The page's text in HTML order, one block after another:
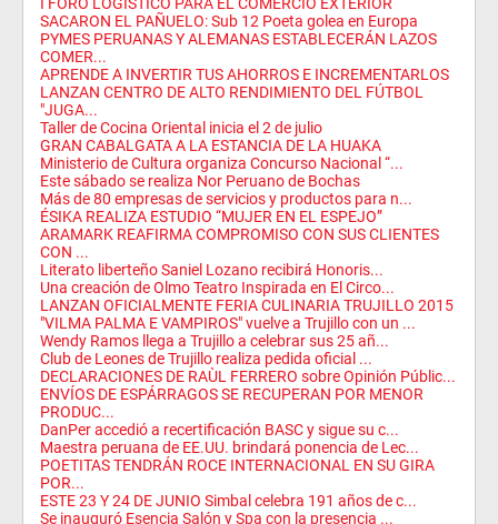
SACARON EL PAÑUELO: Sub 12 Poeta golea en Europa
PYMES PERUANAS Y ALEMANAS ESTABLECERÁN LAZOS
COMER...
APRENDE A INVERTIR TUS AHORROS E INCREMENTARLOS
LANZAN CENTRO DE ALTO RENDIMIENTO DEL FÚTBOL
"JUGA...
Taller de Cocina Oriental inicia el 2 de julio
GRAN CABALGATA A LA ESTANCIA DE LA HUAKA
Ministerio de Cultura organiza Concurso Nacional “...
Este sábado se realiza Nor Peruano de Bochas
Más de 80 empresas de servicios y productos para n...
ÉSIKA REALIZA ESTUDIO “MUJER EN EL ESPEJO”
ARAMARK REAFIRMA COMPROMISO CON SUS CLIENTES
CON ...
Literato liberteño Saniel Lozano recibirá Honoris...
Una creación de Olmo Teatro Inspirada en El Circo...
LANZAN OFICIALMENTE FERIA CULINARIA TRUJILLO 2015
"VILMA PALMA E VAMPIROS" vuelve a Trujillo con un ...
Wendy Ramos llega a Trujillo a celebrar sus 25 añ...
Club de Leones de Trujillo realiza pedida oficial ...
DECLARACIONES DE RAÙL FERRERO sobre Opinión Públic...
ENVÍOS DE ESPÁRRAGOS SE RECUPERAN POR MENOR
PRODUC...
DanPer accedió a recertificación BASC y sigue su c...
Maestra peruana de EE.UU. brindará ponencia de Lec...
POETITAS TENDRÁN ROCE INTERNACIONAL EN SU GIRA
POR...
ESTE 23 Y 24 DE JUNIO Simbal celebra 191 años de c...
Se inauguró Esencia Salón y Spa con la presencia ...